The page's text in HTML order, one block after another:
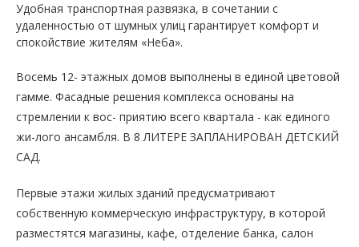
Удобная транспортная развязка, в сочетании с
удаленностью от шумных улиц гарантирует комфорт и
спокойствие жителям «Неба».
Восемь 12- этажных домов выполнены в единой цветовой
гамме. Фасадные решения комплекса основаны на
стремлении к вос- приятию всего квартала - как единого
жи-лого ансамбля. В 8 ЛИТЕРЕ ЗАПЛАНИРОВАН ДЕТСКИЙ
САД.
Первые этажи жилых зданий предусматривают
собственную коммерческую инфраструктуру, в которой
разместятся магазины, кафе, отделение банка, салон